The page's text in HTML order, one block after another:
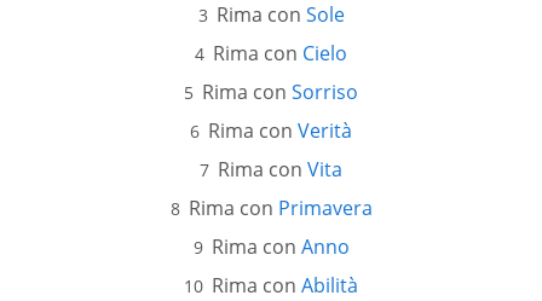
Rima con Sole
Rima con Cielo
Rima con Sorriso
Rima con Verità
Rima con Vita
Rima con Primavera
Rima con Anno
Rima con Abilità